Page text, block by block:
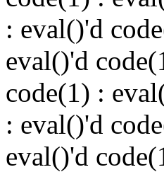
: eval()'d
eval()'d
code(1) :
: eval()'d
eval()'d